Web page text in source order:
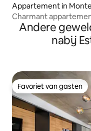
Appartement in
Charmant
Andere
nabij
Favoriet van gasten
Favoriet van gasten